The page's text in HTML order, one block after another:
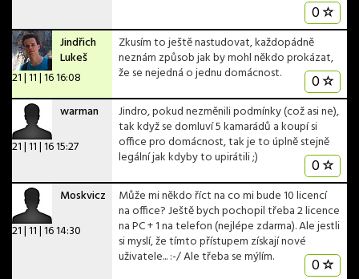
0
Jindřich
Lukeš
21 | 11 | 16 16:08
Zkusím to ještě nastudovat, každopádně
neznám způsob jak by mohl někdo prokázat,
že se nejedná o jednu domácnost.
0
warman
21 | 11 | 16 15:27
Jindro, pokud nezměnili podmínky (což asi ne),
tak když se domluví 5 kamarádů a koupí si
office pro domácnost, tak je to úplně stejně
legální jak kdyby to upirátili ;)
0
Moskvicz
21 | 11 | 16 14:30
Může mi někdo říct na co mi bude 10 licencí
na office? Ještě bych pochopil třeba 2 licence
na PC + 1 na telefon (nejlépe zdarma). Ale jestli
si myslí, že tímto přístupem získají nové
uživatele... :-/ Ale třeba se mýlím.
0